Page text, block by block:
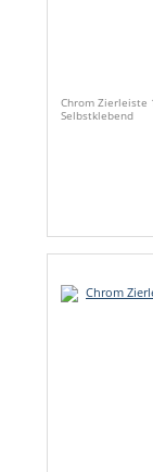
Chrom Zierleiste
Selbstklebend